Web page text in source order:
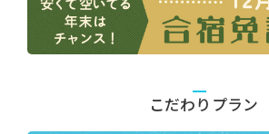
こだわりプラン